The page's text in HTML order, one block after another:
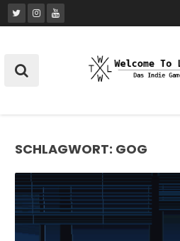
Skip
to
SCHLAGWORT: GOG